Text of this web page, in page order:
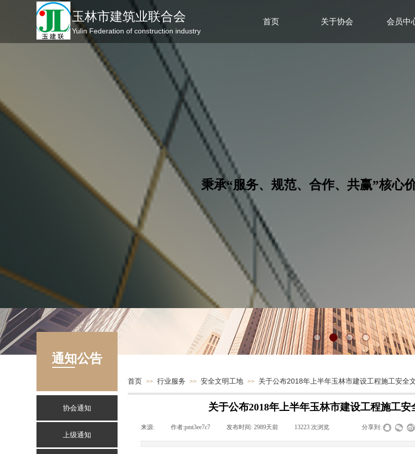
玉林市建筑业联合会
Yulin Federation of construction industry
首页 关于协会 会员中
玉林市建筑业
秉承“服务、规范、合作、共赢”核心
通知公告
首页 >> 行业服务 >> 安全文明工地 >> 关于公布2018年上半年玉林市建设工程施工安全
协会通知 关于公布2018年上半年玉林市建设工程施工
来源: 作者:pmt3ee7c7 发布时间: 2989天前 13223 次浏览 分享到:
上级通知